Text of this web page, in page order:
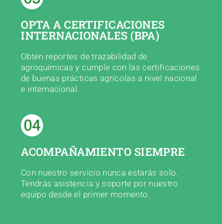
OPTA A CERTIFICACIONES
INTERNACIONALES (BPA)
Obtén reportes de trazabilidad de
agroquímicas y cumple con las certificaciones
de buenas prácticas agrícolas a nivel nacional
e internacional.
ACOMPAÑAMIENTO SIEMPRE
Con nuestro servicio nunca estarás solo.
Tendrás asistencia y soporte por nuestro
equipo desde el primer momento.